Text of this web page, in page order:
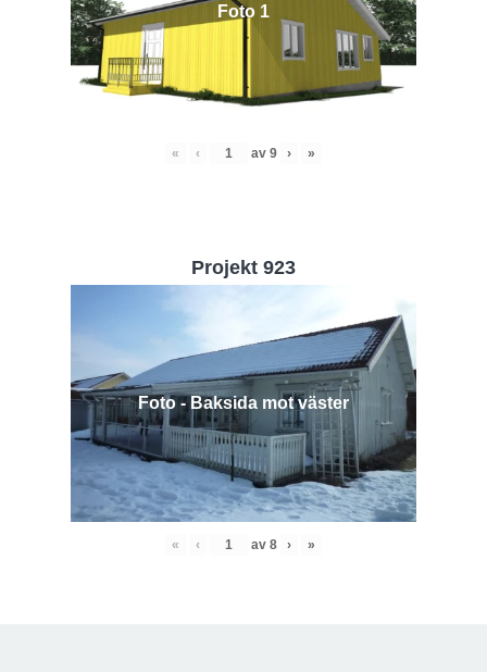
Foto 1
« ‹ av 9 › »
Projekt 923
Foto - Baksida mot väster
« ‹ av 8 › »